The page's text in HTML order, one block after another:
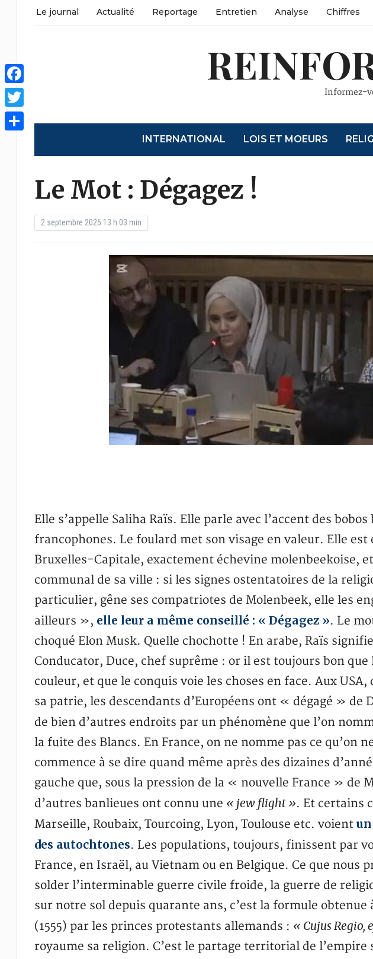
Le journal Actualité Reportage Entretien Analyse Chiffres
Informez-
INTERNATIONAL LOIS ET MOEURS
Le Mot : Dégagez !
2 septembre 2025 13 h 03 min
Elle s’appelle Saliha Raïs. Elle parle avec l’accent des
francophones. Le foulard met son visage en valeur. Elle est
Bruxelles-Capitale, exactement échevine molenbeekoise,
communal de sa ville : si les signes ostentatoires de la
particulier, gêne ses compatriotes de Molenbeek, elle les
ailleurs », elle leur a même conseillé : « Dégagez ». Le
choqué Elon Musk. Quelle chochotte ! En arabe, Raïs
Conducator, Duce, chef suprême : or il est toujours bon
couleur, et que le conquis voie les choses en face. Aux
sa patrie, les descendants d’Européens ont « dégagé » de
de bien d’autres endroits par un phénomène que l’on
la fuite des Blancs. En France, on ne nomme pas ce qu’on
commence à se dire quand même après des dizaines
gauche que, sous la pression de la « nouvelle France » de
d’autres banlieues ont connu une « jew flight ». Et certains
Marseille, Roubaix, Tourcoing, Lyon, Toulouse etc. voient
des autochtones. Les populations, toujours, finissent par
France, en Israël, au Vietnam ou en Belgique. Ce que nous
solder l’interminable guerre civile froide, la guerre de
sur notre sol depuis quarante ans, c’est la formule obtenue
(1555) par les princes protestants allemands : « Cujus Regio,
royaume sa religion. C’est le partage territorial de l’empire
Facebook
Twitter